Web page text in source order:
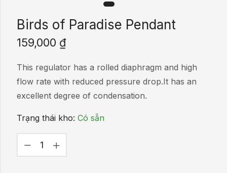
Birds of Paradise Pendant
159,000 ₫
This regulator has a rolled diaphragm and high
flow rate with reduced pressure drop.It has an
excellent degree of condensation.
Trạng thái kho: Có sẵn